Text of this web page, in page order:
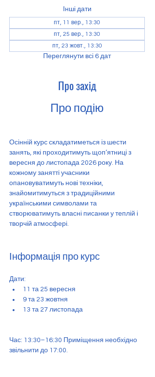
Інші дати
пт, 11 вер., 13:30
пт, 25 вер., 13:30
пт, 23 жовт., 13:30
Переглянути всі 6 дат
Про захід
Про подію
Осінній курс складатиметься із шести
занять, які проходитимуть щоп’ятниці з
вересня до листопада 2026 року. На
кожному занятті учасники
опановуватимуть нові техніки,
знайомитимуться з традиційними
українськими символами та
створюватимуть власні писанки у теплій і
творчій атмосфері.
Інформація про курс
Дати:
11 та 25 вересня
9 та 23 жовтня
13 та 27 листопада
Час: 13:30–16:30 Приміщення необхідно
звільнити до 17:00.